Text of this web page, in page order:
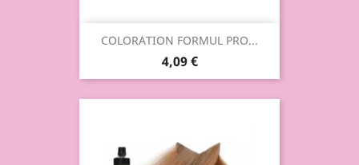
COLORATION FORMUL PRO...
4,09 €